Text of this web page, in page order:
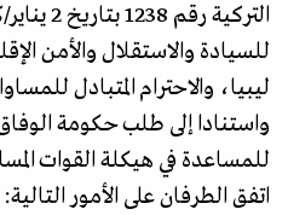
للسيادة والاستقلال والأمن
ليبيا، والاحترام المتبادل
واستنادا إلى طلب حكومة
للمساعدة في هيكلة القوات
اتفق الطرفان على الأمور التالية: